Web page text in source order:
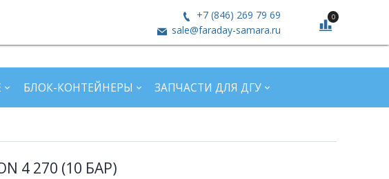
+7 (846) 269 79 69
sale@faraday-samara.ru
0
БЛОК-КОНТЕЙНЕРЫ ЗАПЧАСТИ ДЛЯ ДГУ
4 270 (10 БАР)